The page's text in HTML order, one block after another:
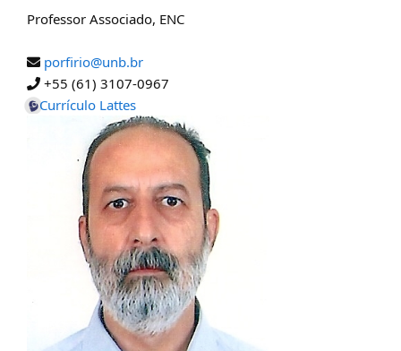
Professor Associado, ENC
porfirio@unb.br
+55 (61) 3107-0967
Currículo Lattes